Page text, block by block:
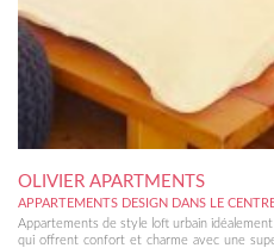
OLIVIER APARTMENTS
APPARTEMENTS DESIGN DANS LE
Appartements de style loft urbain
qui offrent confort et charme avec une